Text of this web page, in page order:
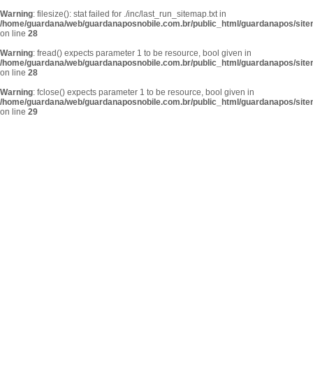
Warning: filesize(): stat failed for ./inc/last_run_sitemap.txt in
/home/guardana/web/guardanaposnobile.com.br/public_html/guardanapos/
on line 28
Warning: fread() expects parameter 1 to be resource, bool given in
/home/guardana/web/guardanaposnobile.com.br/public_html/guardanapos/
on line 28
Warning: fclose() expects parameter 1 to be resource, bool given in
/home/guardana/web/guardanaposnobile.com.br/public_html/guardanapos/
on line 29